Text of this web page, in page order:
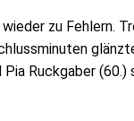
zu Fehlern.
Ruckgaber